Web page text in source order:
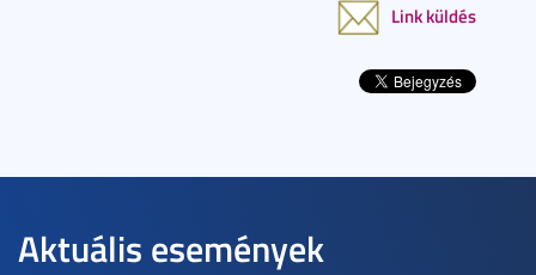
Link küldés
Aktuális események